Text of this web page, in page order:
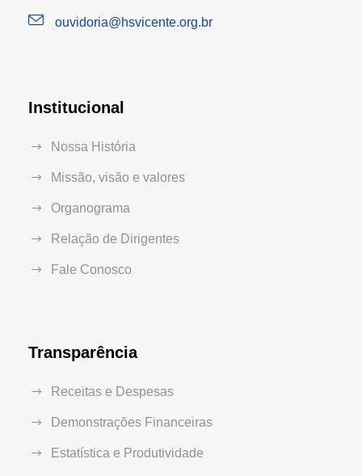
ouvidoria@hsvicente.org.br
Institucional
Nossa História
Missão, visão e valores
Organograma
Relação de Dirigentes
Fale Conosco
Transparência
Receitas e Despesas
Demonstrações Financeiras
Estatística e Produtividade